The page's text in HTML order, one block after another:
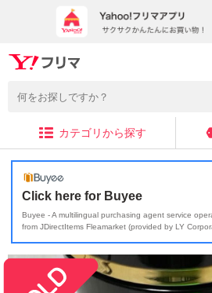
カテゴリから探す
Click here for Buyee
Buyee - A multilingual purchasing agent service
from JDirectItems Fleamarket (provided by LY